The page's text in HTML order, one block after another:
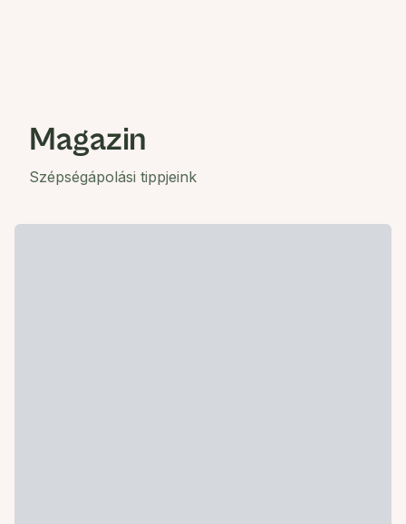
Magazin
Szépségápolási tippjeink